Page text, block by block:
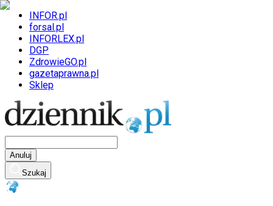
INFOR.pl
forsal.pl
INFORLEX.pl
DGP
ZdrowieGO.pl
gazetaprawna.pl
Sklep
Anuluj
Szukaj